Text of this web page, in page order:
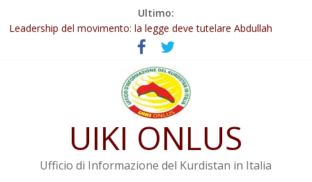
Ultimo:
Abdullah Öcalan: Le legge negativa deve essere trasformata in
legge positiva
Leadership del movimento: la legge deve tutelare Abdullah
Commissione donne del KNK: Şengal è di nuovo sotto minaccia
Non tenere conto della situazione di Rêber Apo ostacolerebbe
Il KNK chiede un’azione internazionale contro i crimini di guerra
UIKI ONLUS
Ufficio di Informazione del Kurdistan in Italia